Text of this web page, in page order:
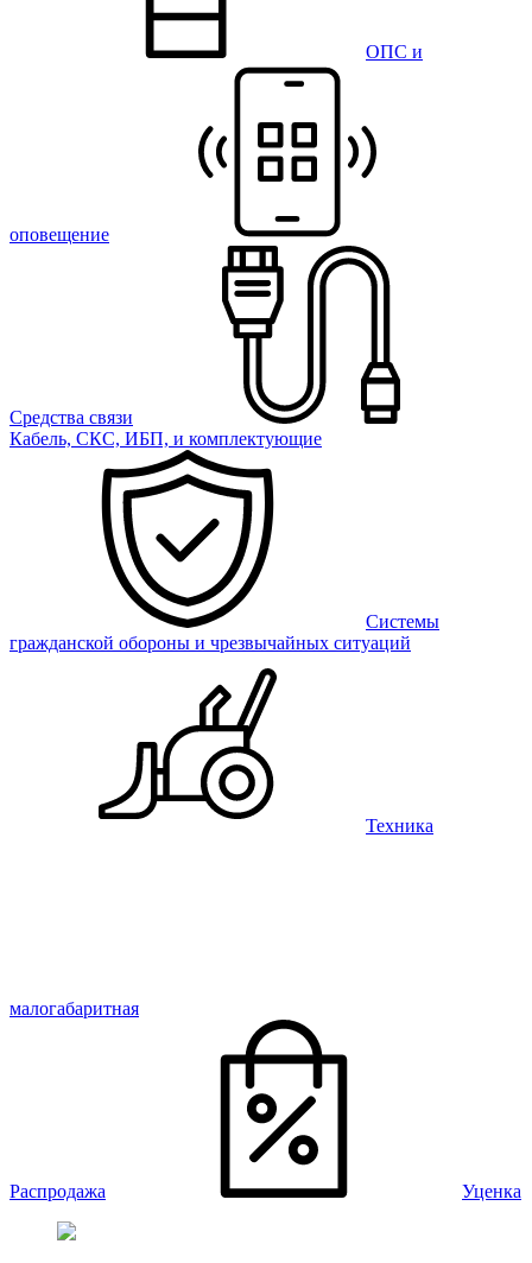
ОПС и
оповещение
Средства связи
Кабель, СКС, ИБП, и комплектующие
Системы
гражданской обороны и чрезвычайных ситуаций
Техника
малогабаритная
Распродажа Уценка